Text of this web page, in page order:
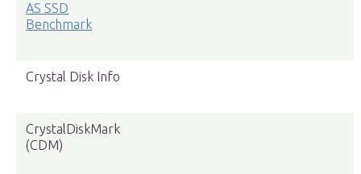
AS SSD
Benchmark
Crystal Disk Info
CrystalDiskMark
(CDM)